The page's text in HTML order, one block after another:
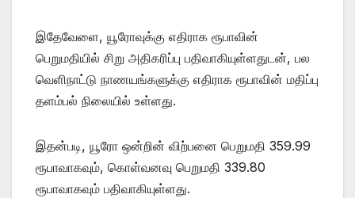
இதேவேளை, யூரோவுக்கு எதிராக ரூபாவின்
பெறுமதியில் சிறு அதிகரிப்பு பதிவாகியுள்ளதுடன், பல
வெளிநாட்டு நாணயங்களுக்கு எதிராக ரூபாவின் மதிப்பு
தளம்பல் நிலையில் உள்ளது.
இதன்படி, யூரோ ஒன்றின் விற்பனை பெறுமதி 359.99
ரூபாவாகவும், கொள்வனவு பெறுமதி 339.80
ரூபாவாகவும் பதிவாகியுள்ளது.